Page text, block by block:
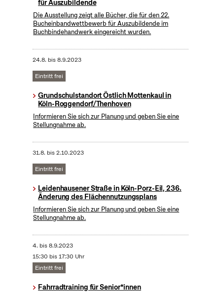
für Auszubildende
Die Ausstellung zeigt alle Bücher, die für den 22.
Bucheinbandwettbewerb für Auszubildende im
Buchbindehandwerk eingereicht wurden.
24.8. bis8.9.2023
Eintritt frei
Grundschulstandort Östlich Mottenkaul in
Köln-Roggendorf/Thenhoven
Informieren Sie sich zur Planung und geben Sie eine
Stellungnahme ab.
31.8. bis2.10.2023
Eintritt frei
Leidenhausener Straße in Köln-Porz-Eil, 236.
Änderung des Flächennutzungsplans
Informieren Sie sich zur Planung und geben Sie eine
Stellungnahme ab.
4. bis8.9.2023
15:30 bis 17:30 Uhr
Eintritt frei
Fahrradtraining für Senior*innen